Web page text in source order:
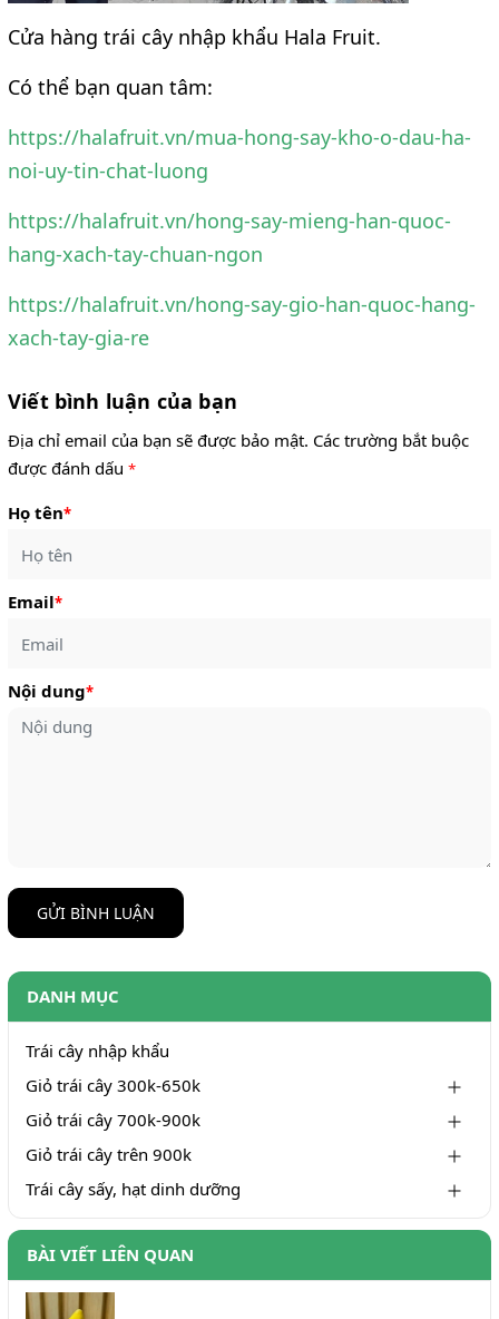
Cửa hàng trái cây nhập khẩu Hala Fruit.
Có thể bạn quan tâm:
https://halafruit.vn/mua-hong-say-kho-o-dau-ha-
noi-uy-tin-chat-luong
https://halafruit.vn/hong-say-mieng-han-quoc-
hang-xach-tay-chuan-ngon
https://halafruit.vn/hong-say-gio-han-quoc-hang-
xach-tay-gia-re
Viết bình luận của bạn
Địa chỉ email của bạn sẽ được bảo mật. Các trường bắt buộc
được đánh dấu *
Họ tên*
Email*
Nội dung*
GỬI BÌNH LUẬN
DANH MỤC
Trái cây nhập khẩu
Giỏ trái cây 300k-650k
Giỏ trái cây 700k-900k
Giỏ trái cây trên 900k
Trái cây sấy, hạt dinh dưỡng
BÀI VIẾT LIÊN QUAN